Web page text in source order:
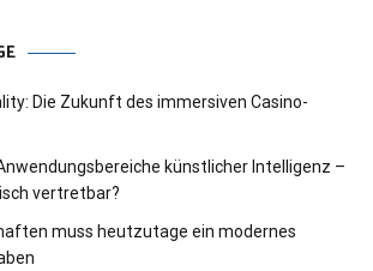
Die Zukunft des immersiven Casino-
künstlicher Intelligenz –
vertretbar?
muss heutzutage ein modernes